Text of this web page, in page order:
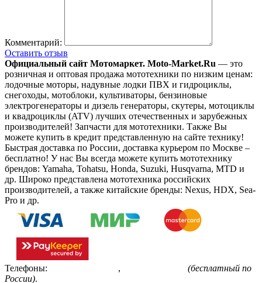
Комментарий:
Оставить отзыв
Официальный сайт Мотомаркет. Moto-Market.Ru — это
розничная и оптовая продажа мототехники по низким ценам:
лодочные моторы, надувные лодки ПВХ и гидроциклы,
снегоходы, мотоблоки, культиваторы, бензиновые
электрогенераторы и дизель генераторы, скутеры, мотоциклы
и квадроциклы (ATV) лучших отечественных и зарубежных
производителей! Запчасти для мототехники. Также Вы
можете купить в кредит представленную на сайте технику!
Быстрая доставка по России, доставка курьером по Москве –
бесплатно! У нас Вы всегда можете купить мототехнику
брендов: Yamaha, Tohatsu, Honda, Suzuki, Husqvarna, MTD и
др. Широко представлена мототехника российских
производителей, а также китайские бренды: Nexus, HDX, Sea-
Pro и др.
Телефоны: ,
(бесплатный по
России).